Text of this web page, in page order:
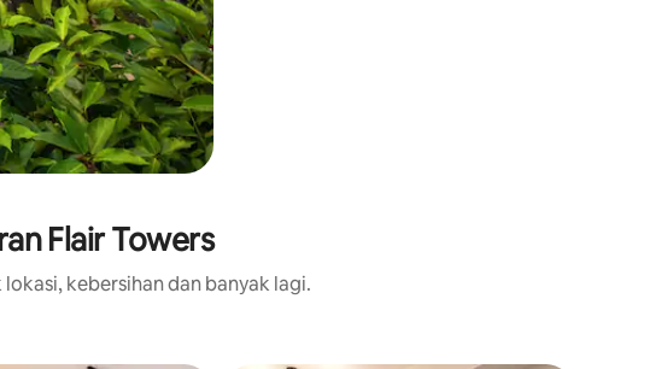
Flair Towers
kebersihan dan banyak lagi.